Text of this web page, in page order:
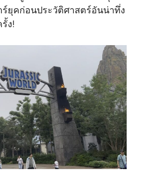
ร์ยุคก่อนประวัติศาสตร์อันน่าทึ่ง
ง!